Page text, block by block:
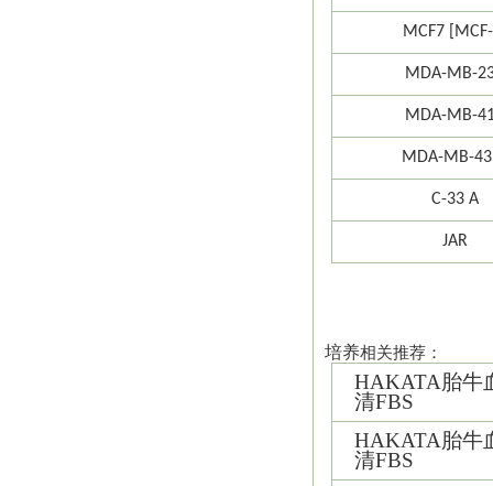
MCF7
MDA-MB-
MDA-MB-
MDA-MB-
C-33 A
JAR
培养相关推荐：
HAKATA胎牛
清FBS
HAKATA胎牛
清FBS